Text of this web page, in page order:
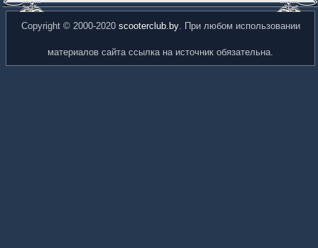
Copyright © 2000-2020 scooterclub.by. При любом использовании
материалов сайта ссылка на источник обязательна.